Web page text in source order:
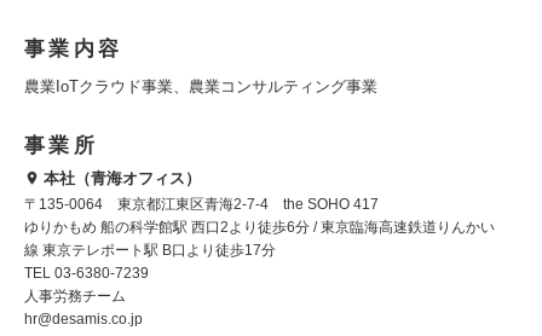
事業内容
農業IoTクラウド事業、農業コンサルティング事業
事業所
本社（青海オフィス）
〒135-0064 東京都江東区青海2-7-4 the SOHO 417
ゆりかもめ 船の科学館駅 西口2より徒歩6分 / 東京臨海高速鉄道りんかい
線 東京テレポート駅 B口より徒歩17分
TEL 03-6380-7239
人事労務チーム
hr@desamis.co.jp